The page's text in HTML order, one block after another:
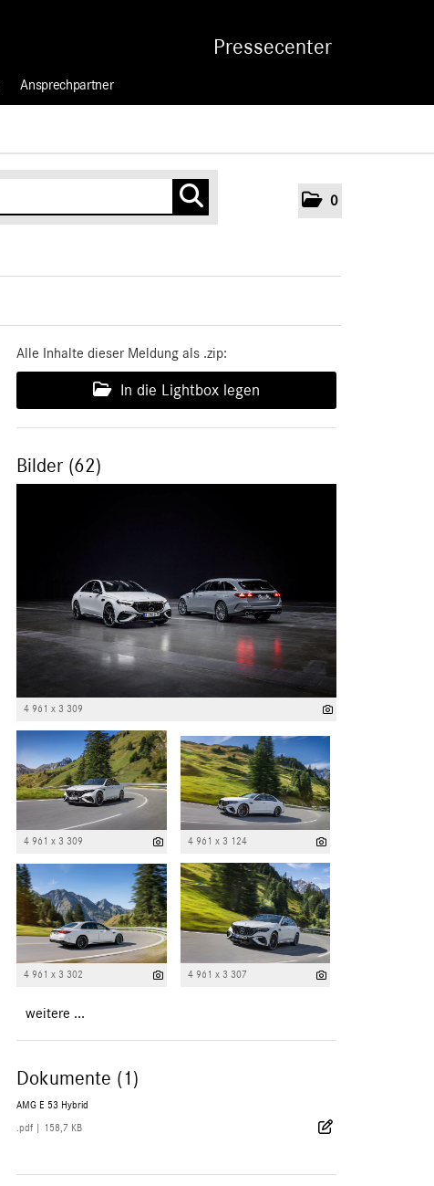
Pressecenter
0
Ansprechpartner
Alle Inhalte dieser Meldung als .zip:
In die Lightbox legen
Bilder (62)
4 961 x 3 309
4 961 x 3 309 4 961 x 3 124
4 961 x 3 302 4 961 x 3 307
weitere ...
Dokumente (1)
AMG E 53 Hybrid
.pdf 158,7 KB